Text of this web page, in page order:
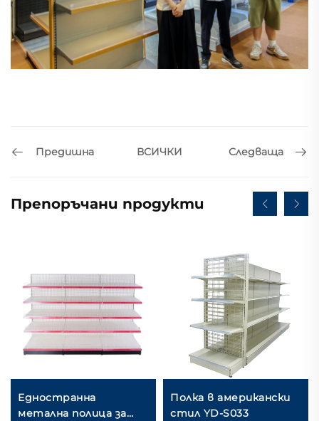
Предишна ВСИЧКИ Следваща
Препоръчани продукти
Едностранна
метална полица за
Полка в американски
стил YD-S033